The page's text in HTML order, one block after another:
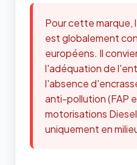
Pour cette marque,
est globalement
européens. Il
l'adéquation de
l'absence
anti-pollution (FAP
motorisations
uniquement en